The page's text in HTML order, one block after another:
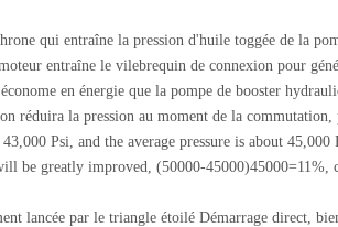
qui entraîne la pression d'huile toggée de la
entraîne le vilebrequin de connexion pour
en énergie que la pompe de booster
réduira la pression au moment de la
Psi, and the average pressure is about
be greatly improved, (50000-
lancée par le triangle étoilé Démarrage direct,